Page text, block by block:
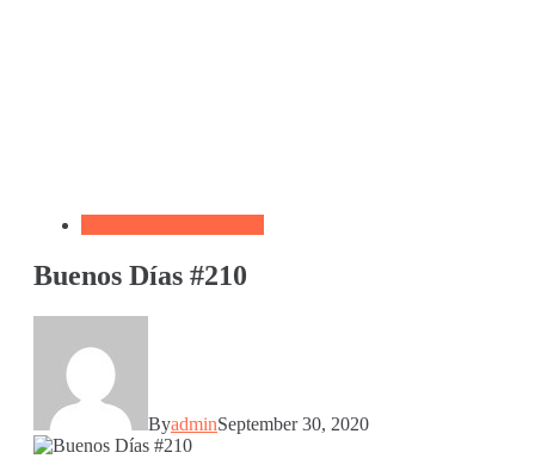
Buenos Días #210
ByadminSeptember 30, 2020